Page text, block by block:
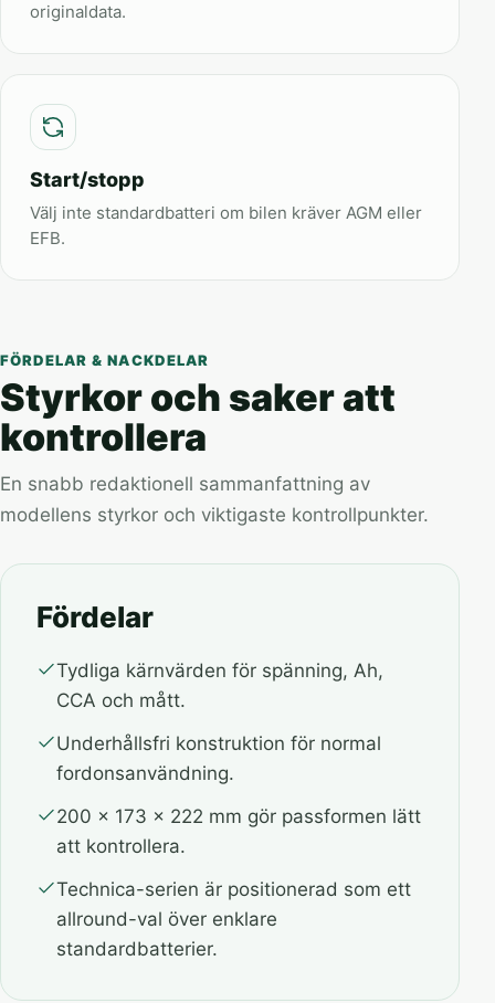
originaldata.
Start/stopp
Välj inte standardbatteri om bilen kräver AGM eller
EFB.
FÖRDELAR & NACKDELAR
Styrkor och saker att
kontrollera
En snabb redaktionell sammanfattning av
modellens styrkor och viktigaste kontrollpunkter.
Fördelar
Tydliga kärnvärden för spänning, Ah,
CCA och mått.
Underhållsfri konstruktion för normal
fordonsanvändning.
200 x 173 x 222 mm gör passformen lätt
att kontrollera.
Technica-serien är positionerad som ett
allround-val över enklare
standardbatterier.